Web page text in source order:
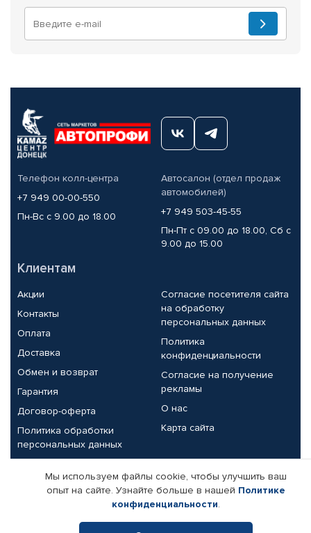
Телефон колл-центра
+7 949 00-00-550
Пн-Вс с 9.00 до 18.00
Автосалон (отдел продаж
автомобилей)
+7 949 503-45-55
Пн-Пт с 09.00 до 18.00, Сб с
9.00 до 15.00
Клиентам
Акции
Контакты
Оплата
Доставка
Обмен и возврат
Гарантия
Договор-оферта
Политика обработки
персональных данных
Согласие посетителя сайта
на обработку
персональных данных
Политика
конфиденциальности
Согласие на получение
рекламы
О нас
Карта сайта
Партнерам
Корпоративным клиентам
Поставщикам
Реквизиты компании
Мы используем файлы cookie, чтобы улучшить ваш
опыт на сайте. Узнайте больше в нашей Политике
конфиденциальности.